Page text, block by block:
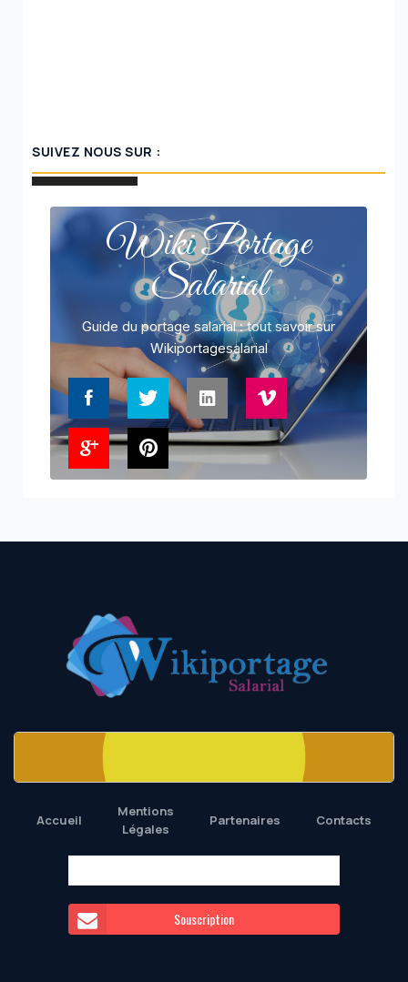
SUIVEZ NOUS SUR :
Wiki Portage
Salarial
Guide du portage salarial : tout savoir sur
Wikiportagesalarial
Accueil
Mentions
Légales
Partenaires Contacts
Souscription